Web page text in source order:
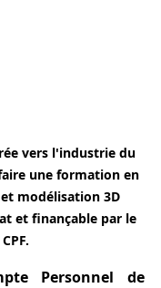
vers l'industrie du
une formation en
modélisation 3D
et finançable par le
CPF.
Personnel de